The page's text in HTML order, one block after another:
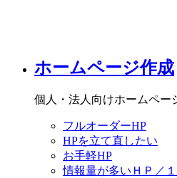
ホームページ作成
個人・法人向けホームペー
フルオーダーHP
HPを立て直したい
お手軽HP
情報量が多いＨＰ／